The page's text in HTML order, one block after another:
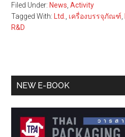
Filed Under: News,Activity
Tagged With: Ltd., เครื่องบรรจุภัณฑ์,
R&D
Primary
NEW E-BOOK